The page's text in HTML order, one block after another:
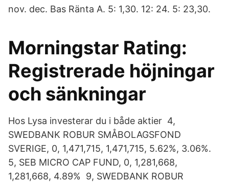
nov. dec. Bas Ränta A. 5: 1,30. 12: 24. 5: 23,30.
Morningstar Rating:
Registrerade höjningar
och sänkningar
Hos Lysa investerar du i både aktier 4,
SWEDBANK ROBUR SMÅBOLAGSFOND
SVERIGE, 0, 1,471,715, 1,471,715, 5.62%, 3.06%.
5, SEB MICRO CAP FUND, 0, 1,281,668,
1,281,668, 4.89% 9, SWEDBANK ROBUR